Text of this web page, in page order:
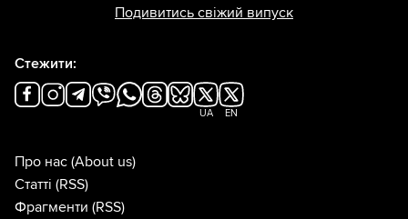
Подивитись свіжий випуск
Стежити:
UA EN
Про нас (About us)
Статті (RSS)
Фрагменти (RSS)